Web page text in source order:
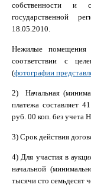
собственности и
государственной
18.05.2010.
Нежилые помещения
соответствии с
(фотографии
2) Начальная
платежа составляет
руб. 00 коп. без учета
3) Срок действия
4) Для участия в
начальной
тысячи сто семьдесят